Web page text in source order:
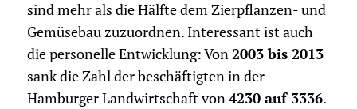
sind mehr als die Hälfte dem Zierpflanzen- und
Gemüsebau zuzuordnen. Interessant ist auch
die personelle Entwicklung: Von2003 bis 2013
sank die Zahl der beschäftigten in der
Hamburger Landwirtschaft von4230 auf 3336.